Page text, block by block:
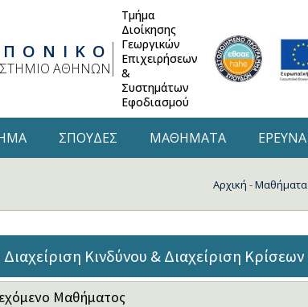
ΑΘΗΝΩΝ
Τμήμα
Διοίκησης
Γεωργικών
Επιχειρήσεων
&
Συστημάτων
Εφοδιασμού
ΣΠΟΥΔΕΣ ΜΑΘΗΜΑΤΑ ΕΡΕΥΝΑ
Αρχική -Μαθήματα
Διαχείριση Κινδύνου & Διαχείριση Κρίσεων
Μαθήματος